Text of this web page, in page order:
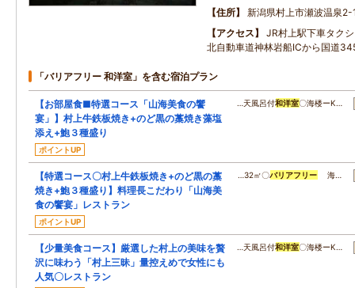
住所
新潟県村上市瀬波温泉
アクセス
JR村上駅下車タク
北自動車道神林岩船ICから国道
「バリアフリー 和洋室」を含む宿泊プラン
【お部屋食■特選コース「山海美食の饗
宴」】村上牛鉄板焼き+のど黒の藁焼き藻塩
添え+鮑３種盛り
ポイントUP
…天風呂付和洋室〇海楼ーK…
【特選コース〇村上牛鉄板焼き+のど黒の藁
焼き+鮑３種盛り】料理長こだわり「山海美
食の饗宴」レストラン
ポイントUP
…32㎡〇バリアフリー 海…
【少量美食コース】厳選した村上の美味を贅
沢に味わう「村上三昧」量控えめで女性にも
人気〇レストラン
…天風呂付和洋室〇海楼ーK…